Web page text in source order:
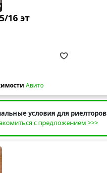
16 эт
Авито
условия для риелторов
с предложением >>>